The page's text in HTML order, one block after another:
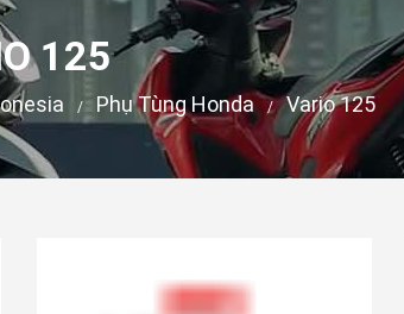
/ Phụ Tùng Honda / Vario 125
125